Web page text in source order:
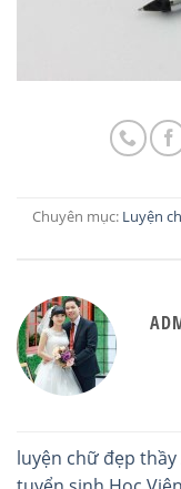
Chuyên mục: Luyện
luyện chữ đẹp thầy